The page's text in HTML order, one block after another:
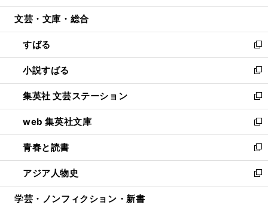
開
ウ
開
く
ン
ウ
で
開
く
ウ
ン
ド
ウ
で
開
く
文芸・文庫・総合
すばる
新
し
い
ウ
ィ
ン
ド
ウ
で
開
く
小説すばる
新
し
い
ウ
ィ
ン
ド
ウ
で
開
集英社 文芸ステーション
新
し
い
ウ
ィ
ン
ド
ウ
web 集英社文庫
新
し
い
ウ
ィ
ン
青春と読書
新
し
い
ウ
アジア人物史
新
し
学芸・ノンフィクション・新書